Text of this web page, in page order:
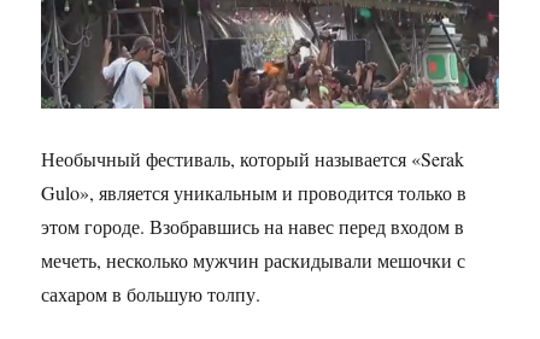
Необычный фестиваль, который называется «Serak
Gulo», является уникальным и проводится только в
этом городе. Взобравшись на навес перед входом в
мечеть, несколько мужчин раскидывали мешочки с
сахаром в большую толпу.